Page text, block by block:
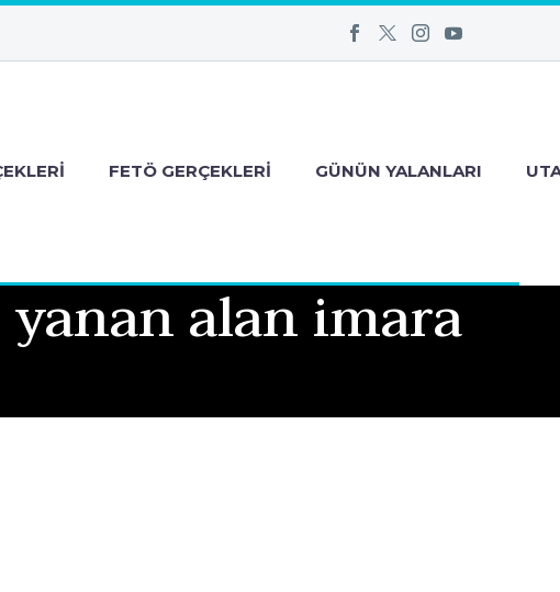
FETÖ GERÇEKLERI GÜNÜN YALANLARI
yanan alan imara